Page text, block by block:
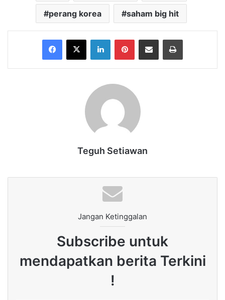
perang korea saham big hit
Facebook
X LinkedInPinterestShare via Email Print
Teguh Setiawan
Jangan Ketinggalan
Subscribe untuk
mendapatkan berita Terkini
!